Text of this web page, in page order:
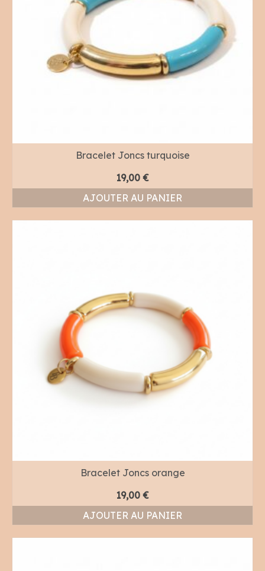
Bracelet Joncs turquoise
19,00 €
AJOUTER AU PANIER
Bracelet Joncs orange
19,00 €
AJOUTER AU PANIER